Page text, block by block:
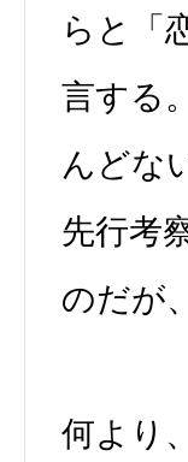
らと「
言する
んどな
先行考
のだが
何より